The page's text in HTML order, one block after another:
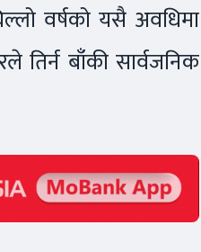
वर्षको यसै अवधिमा
तिर्न बाँकी सार्वजनिक